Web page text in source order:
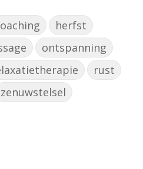
herfst
ontspanning
rust
zenuwstelsel